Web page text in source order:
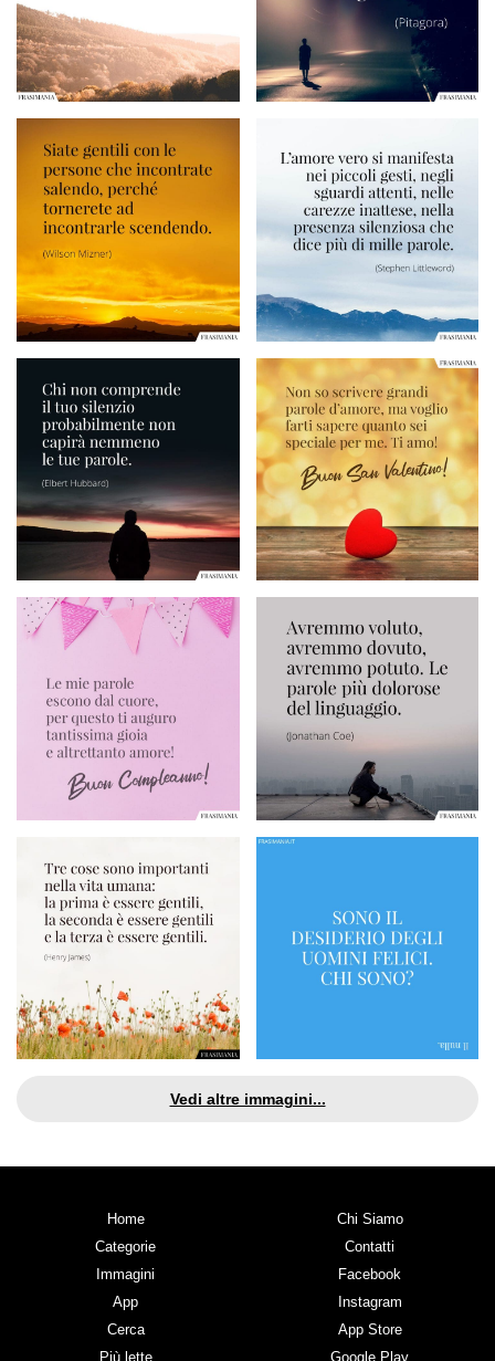
Vedi altre immagini...
Home
Categorie
Immagini
App
Cerca
Più lette
Chi Siamo
Contatti
Facebook
Instagram
App Store
Google Play